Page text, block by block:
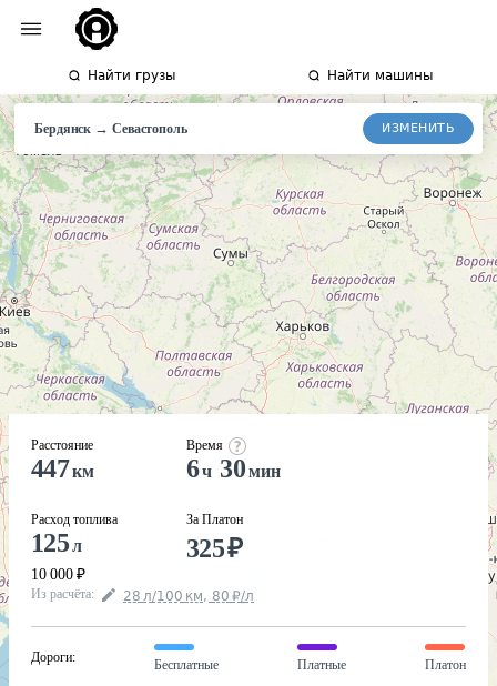
Найти грузы Найти машины
Бердянск → Севастополь ИЗМЕНИТЬ
Расстояние
447км
Расход топлива
125л
10 000 ₽
Время
6ч 30мин
За Платон
325₽
Из расчёта: 28 л/100 км, 80 ₽/л
Дороги:
Бесплатные Платные Платон